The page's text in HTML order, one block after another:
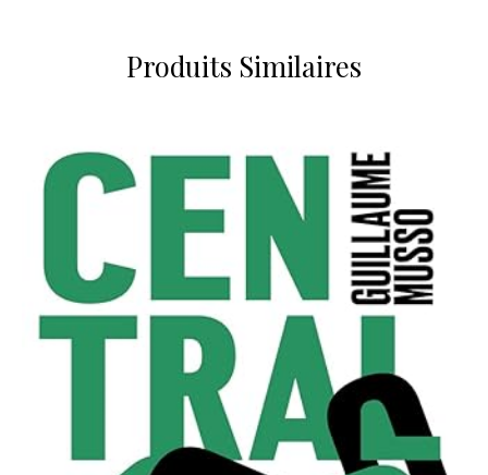
Produits Similaires